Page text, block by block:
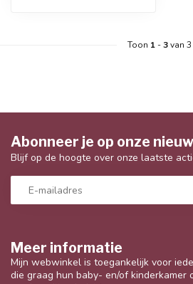
Toon 1 -3van 3
Meer informatie
Mijn webwinkel is toegankelijk voor
die graag hun baby- en/of kinderkamer
Abonneer je op onze
Blijf op de hoogte over onze laatste